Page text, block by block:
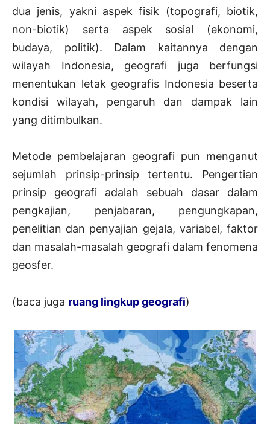
dua jenis, yakni aspek fisik (topografi, biotik,
non-biotik) serta aspek sosial (ekonomi,
budaya, politik). Dalam kaitannya dengan
wilayah Indonesia, geografi juga berfungsi
menentukan letak geografis Indonesia beserta
kondisi wilayah, pengaruh dan dampak lain
yang ditimbulkan.
Metode pembelajaran geografi pun menganut
sejumlah prinsip-prinsip tertentu. Pengertian
prinsip geografi adalah sebuah dasar dalam
pengkajian, penjabaran, pengungkapan,
penelitian dan penyajian gejala, variabel, faktor
dan masalah-masalah geografi dalam fenomena
geosfer.
(baca juga ruang lingkup geografi)